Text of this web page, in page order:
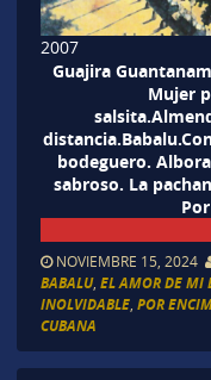
2007
Guajira
Mujer
bodeguero.
sabroso. La
NOVIEMBRE 15, 2024
BABALU, EL AMOR DE MI
INOLVIDABLE, POR
CUBANA